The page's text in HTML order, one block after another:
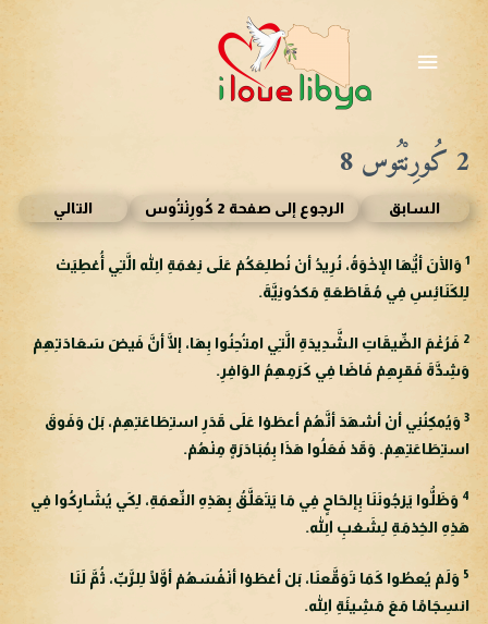
المحتوىالقائمة
الرئيسية
2 كُورِنْتُوس 8
السابق الرجوع إلى صفحة 2 كُورِنْتُوس التالي
1 وَالْآنَ أيُّهَا الإخْوَةُ، نُرِيدُ أنْ نُطلِعَكُمْ عَلَى نِعْمَةِ اللهِ الَّتِي أُعْطِيَتْ
لِلكَنَائِسِ فِي مُقَاطَعَةِ مَكدُونِيَّةَ.
2 فَرُغْمَ الضِّيقَاتِ الشَّدِيدَةِ الَّتِي امتُحِنُوا بِهَا، إلَّا أنَّ فَيضَ سَعَادَتِهِمْ
وَشِدَّةَ فَقرِهِمْ فَاضَا فِي كَرَمِهِمُ الوَافِرِ.
3 وَيُمكِنُنِي أنْ أشهَدَ أنَّهُمْ أعطَوْا عَلَى قَدَرِ استِطَاعَتِهِمْ، بَلْ وَفَوقَ
استِطَاعَتِهِمْ. وَقَدْ فَعَلُوا هَذَا بِمُبَادَرَةٍ مِنْهُمْ.
4 وَظَلُّوا يَرْجُونَنَا بِإلحَاحٍ فِي مَا يَتَعَلَّقُ بِهَذِهِ النِّعمَةِ، لِكَي يُشَارِكُوا فِي
هَذِهِ الخِدْمَةِ لِشَعْبِ اللهِ.
5 وَلَمْ يُعطُوا كَمَا تَوَقَّعنَا، بَلْ أعْطَوْا أنْفُسَهُمْ أوَّلًا لِلرَّبِّ، ثُمَّ لَنَا
انسِجَامًا مَعَ مَشِيئَةِ اللهِ.